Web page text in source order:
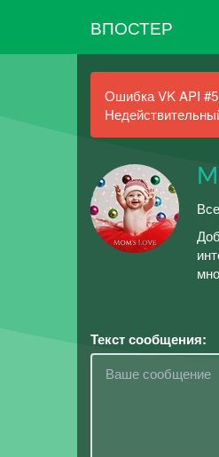
ВПОСТЕР
Ошибка VK API #5
Текст сообщения: